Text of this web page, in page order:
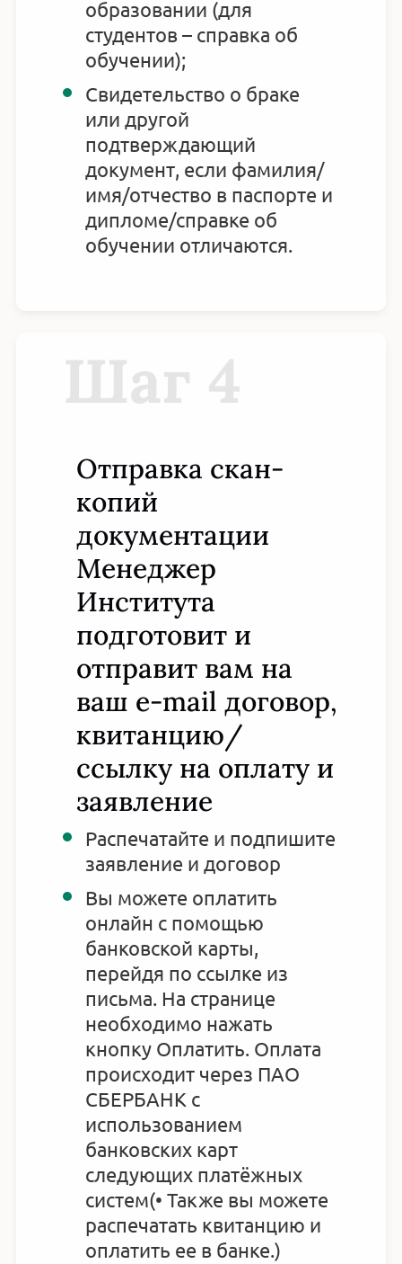
образовании (для
студентов – справка об
обучении);
Свидетельство о браке
или другой
подтверждающий
документ, если фамилия/
имя/отчество в паспорте и
дипломе/справке об
обучении отличаются.
Шаг 4
Отправка скан-
копий
документации
Менеджер
Института
подготовит и
отправит вам на
ваш e-mail договор,
квитанцию/
ссылку на оплату и
заявление
Распечатайте и подпишите
заявление и договор
Вы можете оплатить
онлайн с помощью
банковской карты,
перейдя по ссылке из
письма. На странице
необходимо нажать
кнопку Оплатить. Оплата
происходит через ПАО
СБЕРБАНК с
использованием
банковских карт
следующих платёжных
систем(• Также вы можете
распечатать квитанцию и
оплатить ее в банке.)